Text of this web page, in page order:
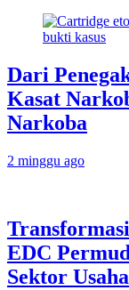
Dari
Kasat
Narkoba
2 minggu ago
EDC
Sektor Usaha